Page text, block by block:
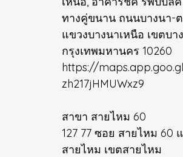
ทางคู่ขนาน ถนนบางนา-
แขวงบางนาเหนือ เขตบา
กรุงเทพมหานคร 10260
https://
zh217jHMUWxz9
สาขา สายไหม 60
127 77 ซอย สายไหม 60
สายไหม เขตสายไหม